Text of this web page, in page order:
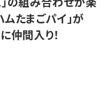
たまごパイ」が
仲間入り！